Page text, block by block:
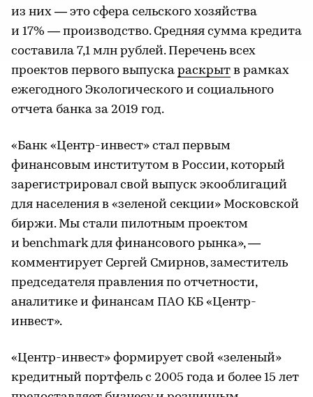
из них — это сфера сельского хозяйства
и 17% — производство. Средняя сумма кредита
составила 7,1 млн рублей. Перечень всех
проектов первого выпуска раскрыт в рамках
ежегодного Экологического и социального
отчета банка за 2019 год.
«Банк «Центр-инвест» стал первым
финансовым институтом в России, который
зарегистрировал свой выпуск экооблигаций
для населения в «зеленой секции» Московской
биржи. Мы стали пилотным проектом
и benchmark для финансового рынка», —
комментирует Сергей Смирнов, заместитель
председателя правления по отчетности,
аналитике и финансам ПАО КБ «Центр-
инвест».
«Центр-инвест» формирует свой «зеленый»
кредитный портфель с 2005 года и более 15 лет